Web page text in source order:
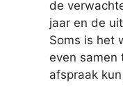
de
jaar en de
Soms is het
even samen
afspraak